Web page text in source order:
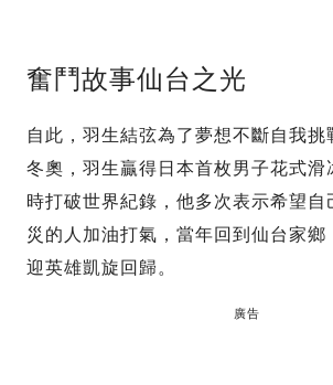
奮鬥故事仙台之光
自此，羽生結弦為了夢想不斷自我
冬奧，羽生贏得日本首枚男子花式滑
時打破世界紀錄，他多次表示希望自
災的人加油打氣，當年回到仙台家鄉
迎英雄凱旋回歸。
廣告